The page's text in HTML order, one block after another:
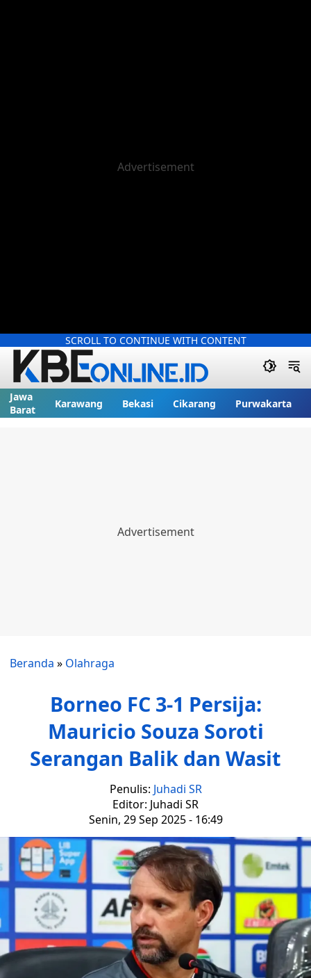
SCROLL TO CONTINUE WITH CONTENT
Jawa
Barat
Karawang Bekasi Cikarang Purwakarta
Beranda » Olahraga
Borneo FC 3-1 Persija:
Mauricio Souza Soroti
Serangan Balik dan Wasit
Penulis: Juhadi SR
Editor: Juhadi SR
Senin, 29 Sep 2025 - 16:49